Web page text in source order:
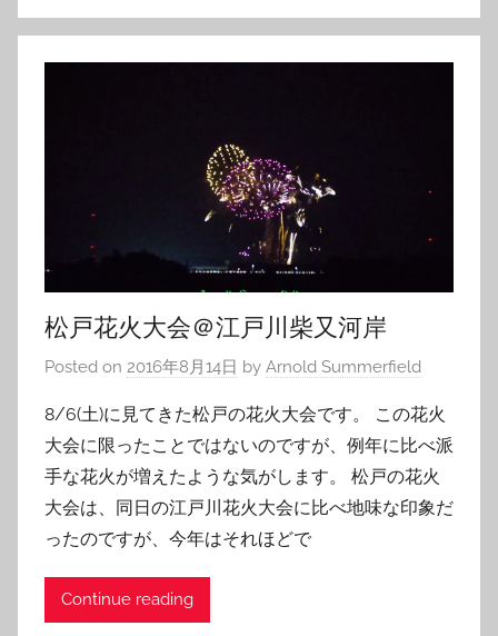
松戸花火大会＠江戸川柴又河岸
Posted on 2016年8月14日 by Arnold Summerfield
8/6(土)に見てきた松戸の花火大会です。 この花火
大会に限ったことではないのですが、例年に比べ派
手な花火が増えたような気がします。 松戸の花火
大会は、同日の江戸川花火大会に比べ地味な印象だ
ったのですが、今年はそれほどで
Continue reading